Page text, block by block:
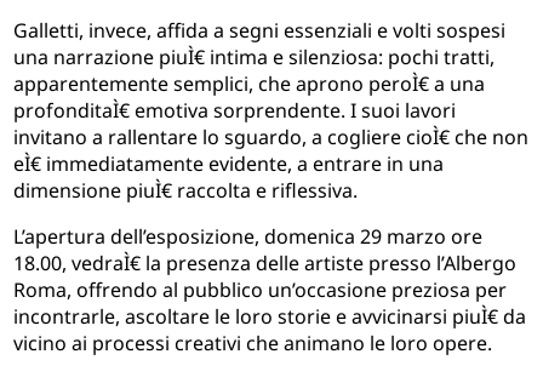
Galletti, invece, affida a segni essenziali e volti sospesi
una narrazione piuÌ€ intima e silenziosa: pochi tratti,
apparentemente semplici, che aprono peroÌ€ a una
profonditaÌ€ emotiva sorprendente. I suoi lavori
invitano a rallentare lo sguardo, a cogliere cioÌ€ che non
eÌ€ immediatamente evidente, a entrare in una
dimensione piuÌ€ raccolta e riflessiva.
L’apertura dell’esposizione, domenica 29 marzo ore
18.00,vedraÌ€ la presenza delle artiste presso l’Albergo
Roma, offrendo al pubblico un’occasione preziosa per
incontrarle, ascoltare le loro storie e avvicinarsi piuÌ€da
vicino ai processi creativi che animano le loro opere.